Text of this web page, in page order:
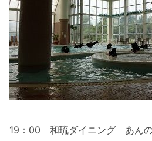
19：00 和琉ダイニング あん